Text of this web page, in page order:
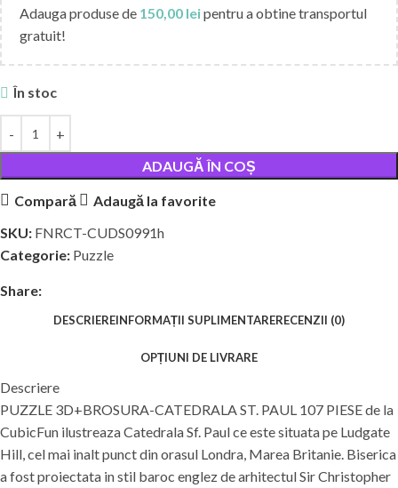
Adauga produse de 150,00 leipentru a obtine transportul
gratuit!
În stoc
ADAUGĂ ÎN COȘ
Compară
Adaugă la favorite
SKU: FNRCT-CUDS0991h
Categorie: Puzzle
Share:
DESCRIEREINFORMAȚII SUPLIMENTARERECENZII (0)
OPȚIUNI DE LIVRARE
Descriere
PUZZLE 3D+BROSURA-CATEDRALA ST. PAUL 107 PIESE de la
CubicFun ilustreaza Catedrala Sf. Paul ce este situata pe Ludgate
Hill, cel mai inalt punct din orasul Londra, Marea Britanie. Biserica
a fost proiectata in stil baroc englez de arhitectul Sir Christopher